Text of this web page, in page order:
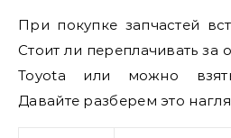
При покупке запчастей
Стоит ли переплачивать за
Toyota или можно
Давайте разберем это